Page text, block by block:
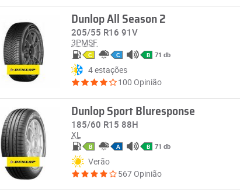
Dunlop All Season 2
205/55 R16 91V
3PMSF
C C B 71 db
4 estações
100 Opinião
Dunlop Sport Bluresponse
185/60 R15 88H
XL
B A B 71 db
Verão
567 Opinião